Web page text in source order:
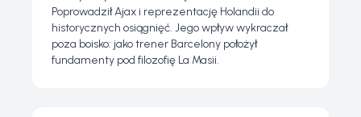
Poprowadził Ajax i reprezentację Holandii do
historycznych osiągnięć. Jego wpływ wykraczał
poza boisko: jako trener Barcelony położył
fundamenty pod filozofię La Masii.